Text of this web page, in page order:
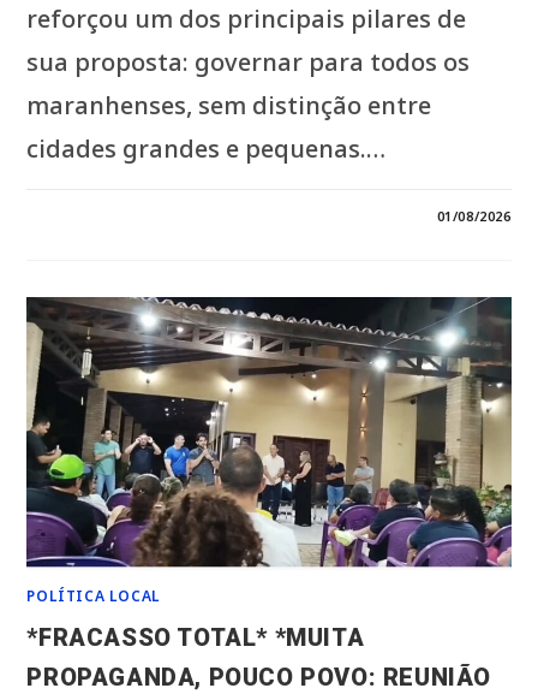
reforçou um dos principais pilares de
sua proposta: governar para todos os
maranhenses, sem distinção entre
cidades grandes e pequenas.…
COM
TODO
O
MARANHÃO:
“O
DESENVOLVIMENTO
VAI
CHEGAR
217
MUNICÍPIOS”*
01/08/2026
POLÍTICA LOCAL
*FRACASSO TOTAL* *MUITA
PROPAGANDA, POUCO POVO: REUNIÃO